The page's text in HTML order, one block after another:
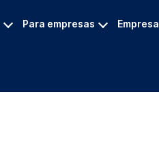
Para empresas Empresa